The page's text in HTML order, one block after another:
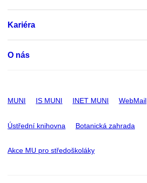
Kariéra
O nás
MUNI IS MUNI INET MUNI WebMail
Ústřední knihovna Botanická zahrada
Akce MU pro středoškoláky